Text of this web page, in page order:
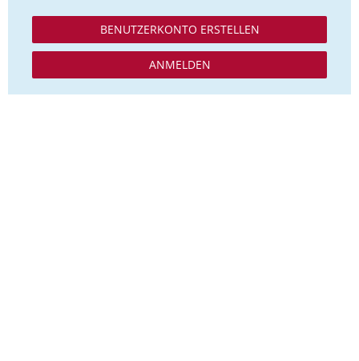
BENUTZERKONTO ERSTELLEN
ANMELDEN